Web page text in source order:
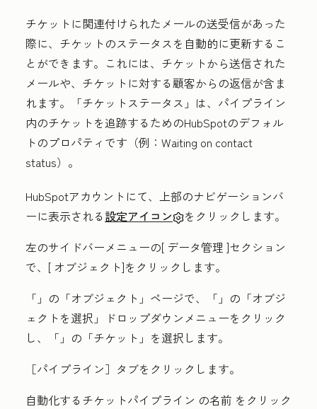
チケットに関連付けられたメールの送受信があった
際に、チケットのステータスを自動的に更新するこ
とができます。これには、チケットから送信された
メールや、チケットに対する顧客からの返信が含ま
れます。「チケットステータス」は、パイプライン
内のチケットを追跡するためのHubSpotのデフォル
トのプロパティです（例： Waiting on contact
status）。
HubSpotアカウントにて、上部のナビゲーションバ
ーに表示される設定アイコン
をクリックします。
左のサイドバーメニューの[ データ管理 ]セクション
で、[ オブジェクト]をクリックします。
「 」の「オブジェクト」 ページで、「 」の「オブジ
ェクトを選択」
ドロップダウンメニューをクリック
し、「 」の「チケット」 を選択します。
［パイプライン］ タブをクリックします。
自動化するチケットパイプライン の名前 をクリック